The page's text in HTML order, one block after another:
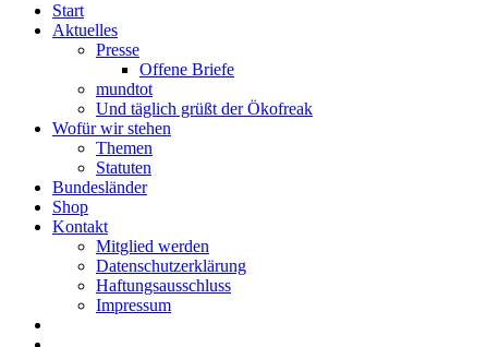
Start
Aktuelles
Presse
Offene Briefe
mundtot
Und täglich grüßt der Ökofreak
Wofür wir stehen
Themen
Statuten
Bundesländer
Shop
Kontakt
Mitglied werden
Datenschutzerklärung
Haftungsausschluss
Impressum